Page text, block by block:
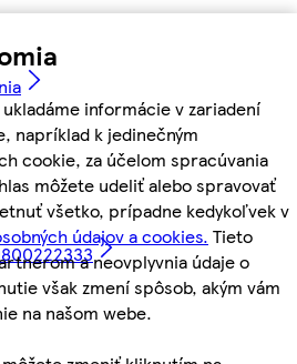
informácie v zariadení
napríklad k jedinečným
cookie, za účelom spracúvania
môžete udeliť alebo spravovať
všetko, prípadne kedykoľvek v
údajov a cookies. Tieto
a neovplyvnia údaje o
však zmení spôsob, akým vám
na našom webe.